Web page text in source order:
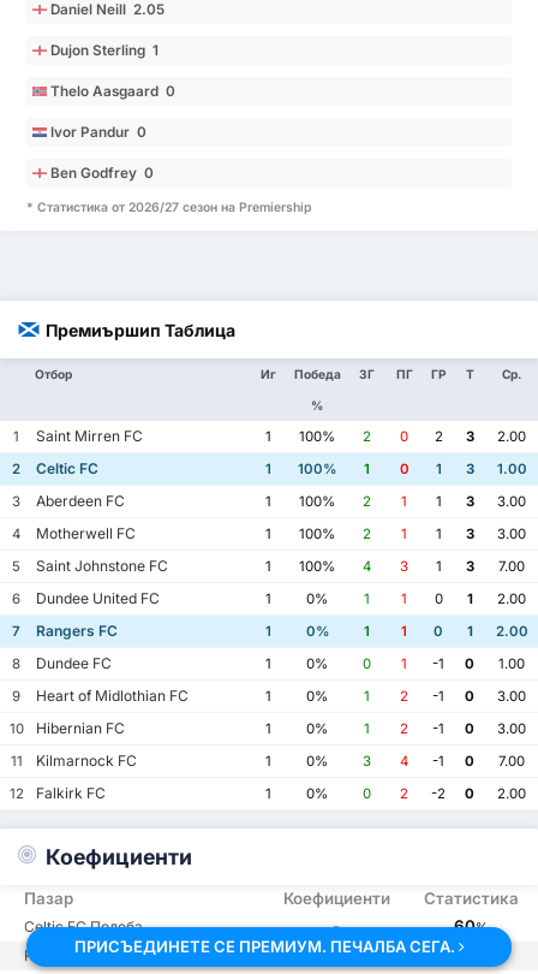
Daniel Neill 2.05
Dujon Sterling 1
Thelo Aasgaard 0
Ivor Pandur 0
Ben Godfrey 0
* Статистика от 2026/27 сезон на Premiership
Премиършип Таблица
Отбор Иг Победа
%
ЗГ ПГ ГР Т Ср.
1 Saint Mirren FC 1 100% 2 0 2 3
2.00
2
Celtic FC 1 100% 1 0 1 3
1.00
3
Aberdeen FC 1 100% 2 1 1 3
3.00
4
Motherwell FC 1 100% 2 1 1 3
3.00
5
Saint Johnstone FC 1 100% 4 3 1 3
7.00
6
Dundee United FC 1 0% 1 1 0 1
2.00
7
Rangers FC 1 0% 1 1 0 1
2.00
8
Dundee FC 1 0% 0 1 -1 0
1.00
9
Heart of Midlothian FC 1 0% 1 2 -1 0
3.00
10
Hibernian FC 1 0% 1 2 -1 0
3.00
11
Kilmarnock FC 1 0% 3 4 -1 0
7.00
12
Falkirk FC 1 0% 0 2 -2 0 2.00
Коефициенти
Пазар Коефициенти Статистика
Celtic FC Подеба - 60%
Rangers FC Подеба - 30
ПРИСЪЕДИНЕТЕ СЕ ПРЕМИУМ. ПЕЧАЛБА СЕГА.